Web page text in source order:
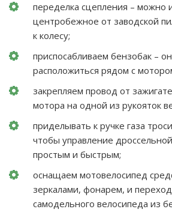
переделка сцепления – можно
центробежное от заводской
к колесу;
приспосабливаем бензобак –
расположиться рядом с
закрепляем провод от
мотора на одной из рукояток
приделывать к ручке газа
чтобы управление
простым и быстрым;
оснащаем мотовелосипед
зеркалами, фонарем, и
самодельного велосипеда из